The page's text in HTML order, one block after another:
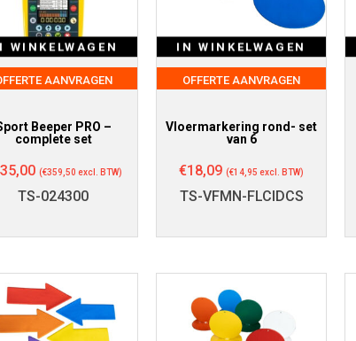
WINKELWAGEN
AANVRAGEN
Beeper PRO –
complete set
(€359,50 excl. BTW)
TS-024300
IN WINKELWAGEN
OFFERTE AANVRAGEN
Vloermarkering rond- set
van 6
€18,09 (€14,95 excl. BTW)
TS-VFMN-FLCIDCS